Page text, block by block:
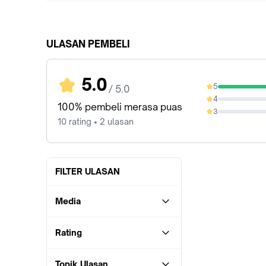
ULASAN PEMBELI
5.0 / 5.0
100% pembeli merasa puas
10 rating • 2 ulasan
5
100%
4
0%
3
0%
FILTER ULASAN
Media
Rating
Topik Ulasan